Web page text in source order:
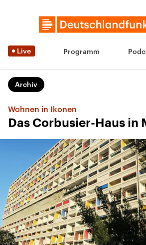
Live Programm
Archiv
Wohnen in Ikonen
Das Corbusier-Haus in